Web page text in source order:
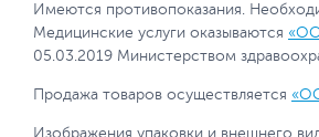
Имеются противопоказания.
Медицинские услуги оказываются
05.03.2019 Министерством
Продажа товаров осуществляется
Изображения упаковки и внешнего